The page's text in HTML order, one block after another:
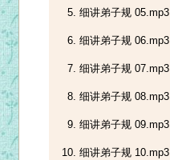
细讲弟子规 05.mp3
细讲弟子规 06.mp3
细讲弟子规 07.mp3
细讲弟子规 08.mp3
细讲弟子规 09.mp3
细讲弟子规 10.mp3